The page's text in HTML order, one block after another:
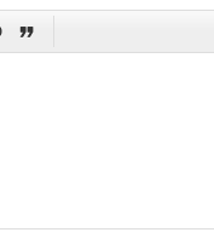
